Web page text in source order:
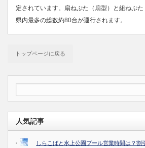
定されています。扇ねぷた（扇型）と組ねぷ
県内最多の総数約80台が運行されます。
トップページに戻る
人気記事
しらこばと水上公園プール営業時間は？割